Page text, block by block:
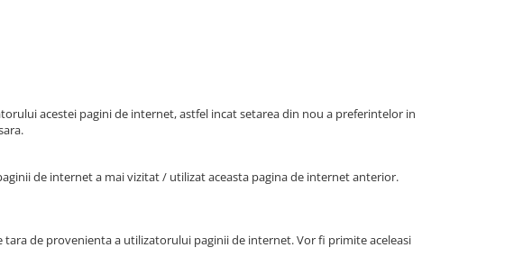
acestei pagini de internet, astfel incat setarea din nou a preferintelor in
de internet a mai vizitat / utilizat aceasta pagina de internet anterior.
de provenienta a utilizatorului paginii de internet. Vor fi primite aceleasi